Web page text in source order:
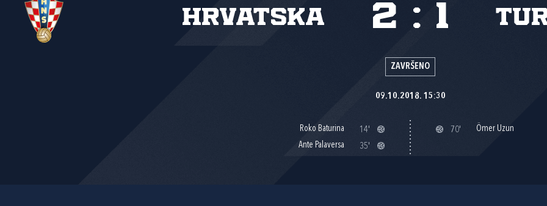
Hrvatska 2 : 1
ZAVRŠENO
09.10.2018. 15:30
Roko Baturina
14'
Ante Palaversa
35'
70' Ömer Uzun